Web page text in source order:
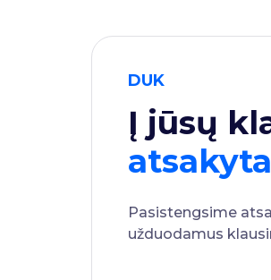
DUK
Į jūsų
Pasistengsime
užduodamus